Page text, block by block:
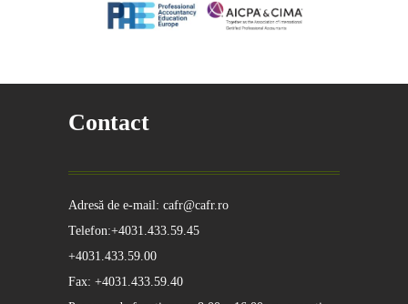
Contact
Adresă de e-mail: cafr@cafr.ro
Telefon:+4031.433.59.45
+4031.433.59.00
Fax: +4031.433.59.40